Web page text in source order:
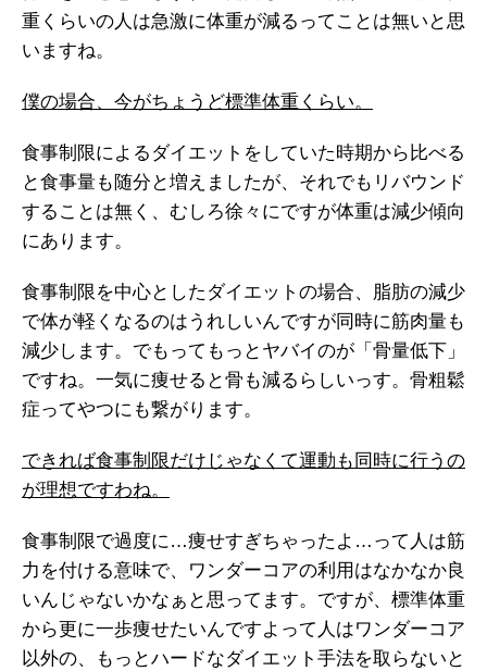
重くらいの人は急激に体重が減るってことは無いと思
いますね。
僕の場合、今がちょうど標準体重くらい。
食事制限によるダイエットをしていた時期から比べる
と食事量も随分と増えましたが、それでもリバウンド
することは無く、むしろ徐々にですが体重は減少傾向
にあります。
食事制限を中心としたダイエットの場合、脂肪の減少
で体が軽くなるのはうれしいんですが同時に筋肉量も
減少します。でもってもっとヤバイのが「骨量低下」
ですね。一気に痩せると骨も減るらしいっす。骨粗鬆
症ってやつにも繋がります。
できれば食事制限だけじゃなくて運動も同時に行うの
が理想ですわね。
食事制限で過度に…痩せすぎちゃったよ…って人は筋
力を付ける意味で、ワンダーコアの利用はなかなか良
いんじゃないかなぁと思ってます。ですが、標準体重
から更に一歩痩せたいんですよって人はワンダーコア
以外の、もっとハードなダイエット手法を取らないと